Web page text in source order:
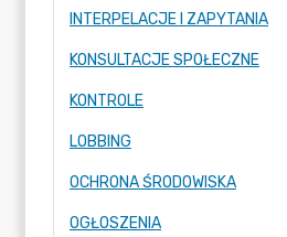
INTERPELACJE I ZAPYTANIA
KONSULTACJE SPOŁECZNE
KONTROLE
LOBBING
OCHRONA ŚRODOWISKA
OGŁOSZENIA